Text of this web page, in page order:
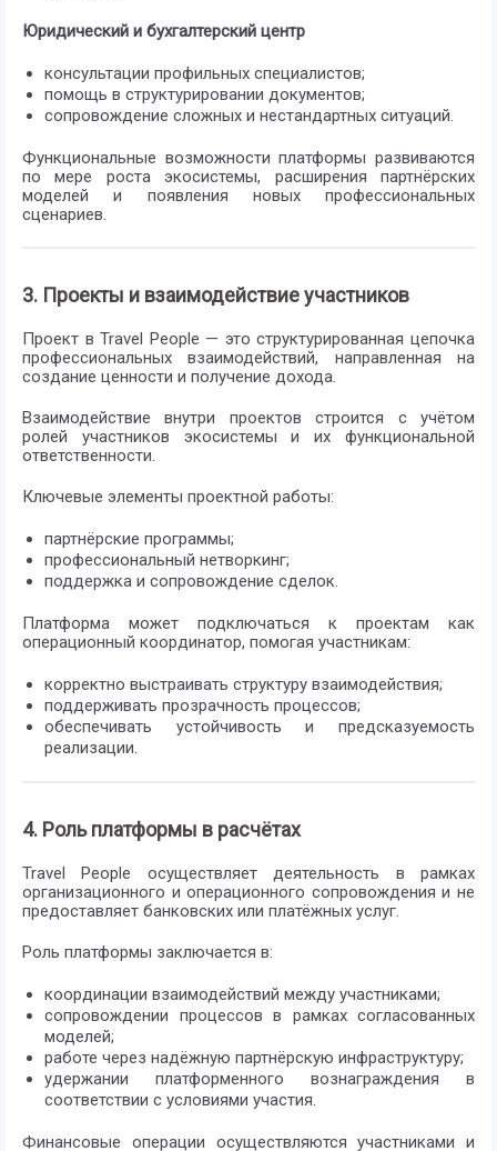
Юридический и бухгалтерский центр
консультации профильных специалистов;
помощь в структурировании документов;
сопровождение сложных и нестандартных ситуаций.
Функциональные возможности платформы развиваются
по мере роста экосистемы, расширения партнёрских
моделей и появления новых профессиональных
сценариев.
3. Проекты и взаимодействие участников
Проект в Travel People — это структурированная цепочка
профессиональных взаимодействий, направленная на
создание ценности и получение дохода.
Взаимодействие внутри проектов строится с учётом
ролей участников экосистемы и их функциональной
ответственности.
Ключевые элементы проектной работы:
партнёрские программы;
профессиональный нетворкинг;
поддержка и сопровождение сделок.
Платформа может подключаться к проектам как
операционный координатор, помогая участникам:
корректно выстраивать структуру взаимодействия;
поддерживать прозрачность процессов;
обеспечивать устойчивость и предсказуемость
реализации.
4. Роль платформы в расчётах
Travel People осуществляет деятельность в рамках
организационного и операционного сопровождения и не
предоставляет банковских или платёжных услуг.
Роль платформы заключается в:
координации взаимодействий между участниками;
сопровождении процессов в рамках согласованных
моделей;
работе через надёжную партнёрскую инфраструктуру;
удержании платформенного вознаграждения в
соответствии с условиями участия.
Финансовые операции осуществляются участниками и